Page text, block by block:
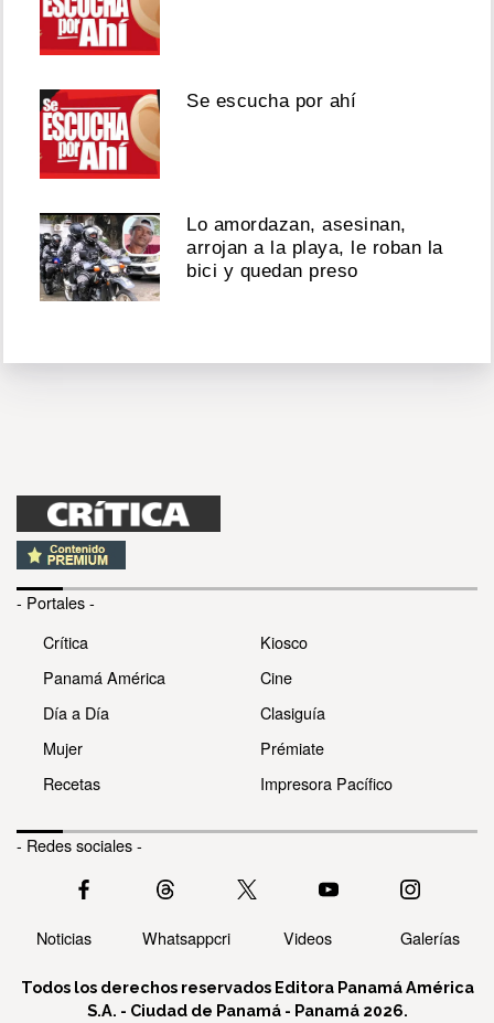
Se escucha por ahí
Lo amordazan, asesinan,
arrojan a la playa, le roban la
bici y quedan preso
- Portales -
Crítica
Panamá América
Día a Día
Mujer
Recetas
Kiosco
Cine
Clasiguía
Prémiate
Impresora Pacífico
- Redes sociales -
Noticias Whatsappcri Videos Galerías
Todos los derechos reservados Editora Panamá América
S.A. - Ciudad de Panamá - Panamá 2026.